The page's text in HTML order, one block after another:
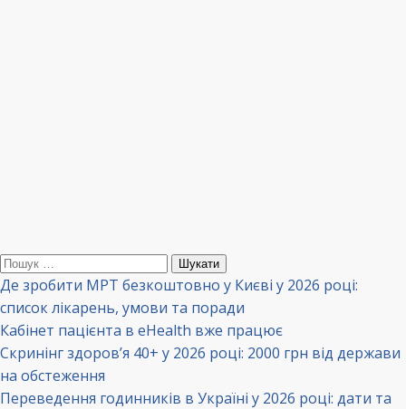
Пошук:
Де зробити МРТ безкоштовно у Києві у 2026 році:
список лікарень, умови та поради
Кабінет пацієнта в eHealth вже працює
Скринінг здоров’я 40+ у 2026 році: 2000 грн від держави
на обстеження
Переведення годинників в Україні у 2026 році: дати та